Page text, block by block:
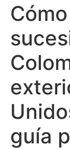
guía